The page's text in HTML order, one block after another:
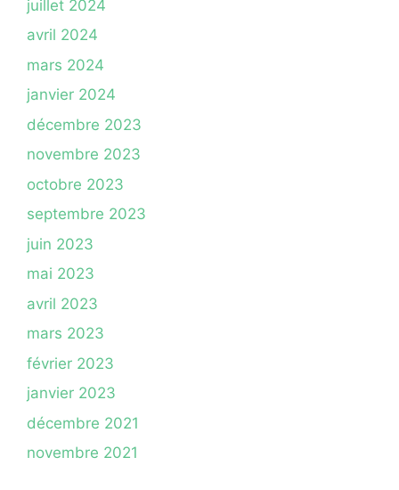
juillet 2024
avril 2024
mars 2024
janvier 2024
décembre 2023
novembre 2023
octobre 2023
septembre 2023
juin 2023
mai 2023
avril 2023
mars 2023
février 2023
janvier 2023
décembre 2021
novembre 2021